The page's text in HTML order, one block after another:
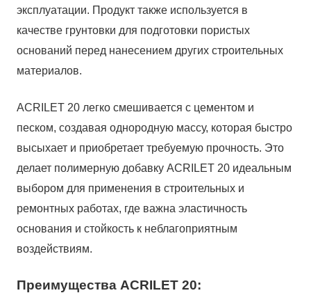
эксплуатации. Продукт также используется в
качестве грунтовки для подготовки пористых
оснований перед нанесением других строительных
материалов.
ACRILET 20 легко смешивается с цементом и
песком, создавая однородную массу, которая быстро
высыхает и приобретает требуемую прочность. Это
делает полимерную добавку ACRILET 20 идеальным
выбором для применения в строительных и
ремонтных работах, где важна эластичность
основания и стойкость к неблагоприятным
воздействиям.
Преимущества ACRILET 20: